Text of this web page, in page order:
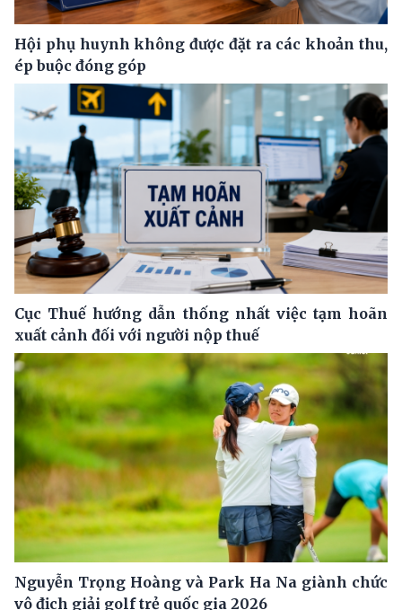
Hội phụ huynh không được đặt ra các khoản thu,
ép buộc đóng góp
Cục Thuế hướng dẫn thống nhất việc tạm hoãn
xuất cảnh đối với người nộp thuế
Nguyễn Trọng Hoàng và Park Ha Na giành chức
vô địch giải golf trẻ quốc gia 2026